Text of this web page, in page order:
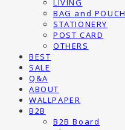
LIVING
BAG and POUCH
STATIONERY
POST CARD
OTHERS
BEST
SALE
Q&A
ABOUT
WALLPAPER
B2B
B2B Board